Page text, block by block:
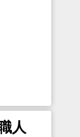
人